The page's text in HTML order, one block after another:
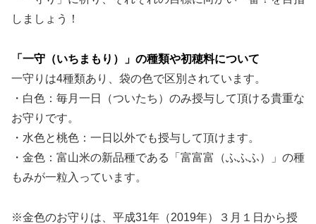
しましょう！
「一守（いちまもり）」の種類や初穂料について
一守りは4種類あり、袋の色で区別されています。
・白色：毎月一日（ついたち）のみ授与して頂ける貴重な
お守りです。
・水色と桃色：一日以外でも授与して頂けます。
・金色：富山米の新品種である「富富富（ふふふ）」の種
もみが一粒入っています。
※金色のお守りは、平成31年（2019年）３月１日から授